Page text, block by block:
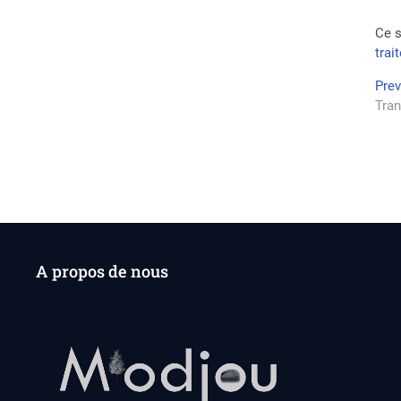
Ce
de
A propos de nous